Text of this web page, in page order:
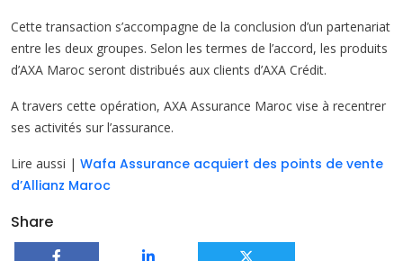
Cette transaction s’accompagne de la conclusion d’un partenariat
entre les deux groupes. Selon les termes de l’accord, les produits
d’AXA Maroc seront distribués aux clients d’AXA Crédit.
A travers cette opération, AXA Assurance Maroc vise à recentrer
ses activités sur l’assurance.
Lire aussi | Wafa Assurance acquiert des points de vente
d’Allianz Maroc
Share